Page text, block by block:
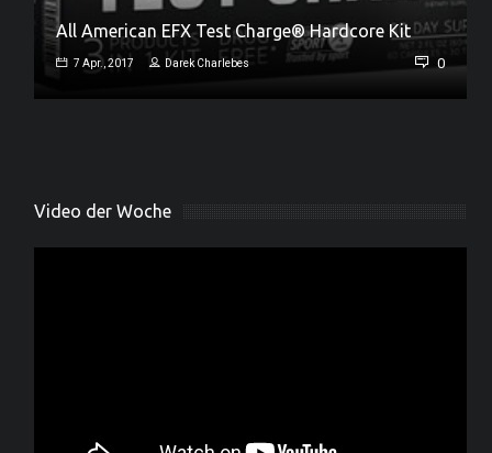
All American EFX Test Charge® Hardcore Kit
7 Apr., 2017 Darek Charlebes 0
Jamie Collins – neues Universal Team Mitglied
18 März, 2017 Darek Charlebes 0
Video der Woche